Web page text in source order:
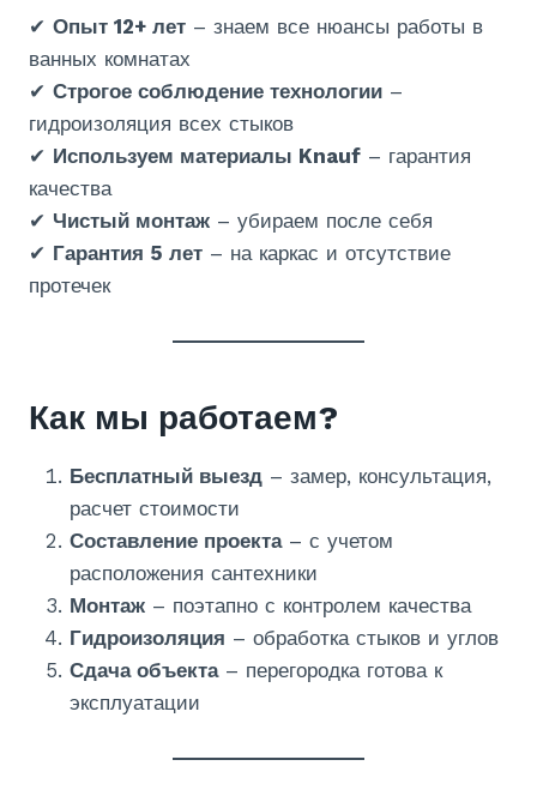
✔ Опыт 12+ лет – знаем все нюансы работы в
ванных комнатах
✔ Строгое соблюдение технологии –
гидроизоляция всех стыков
✔ Используем материалы Knauf – гарантия
качества
✔ Чистый монтаж – убираем после себя
✔ Гарантия 5 лет – на каркас и отсутствие
протечек
Как мы работаем?
Бесплатный выезд – замер, консультация,
расчет стоимости
Составление проекта– с учетом
расположения сантехники
Монтаж – поэтапно с контролем качества
Гидроизоляция – обработка стыков и углов
Сдача объекта– перегородка готова к
эксплуатации